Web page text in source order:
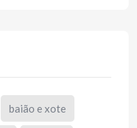
baião e xote